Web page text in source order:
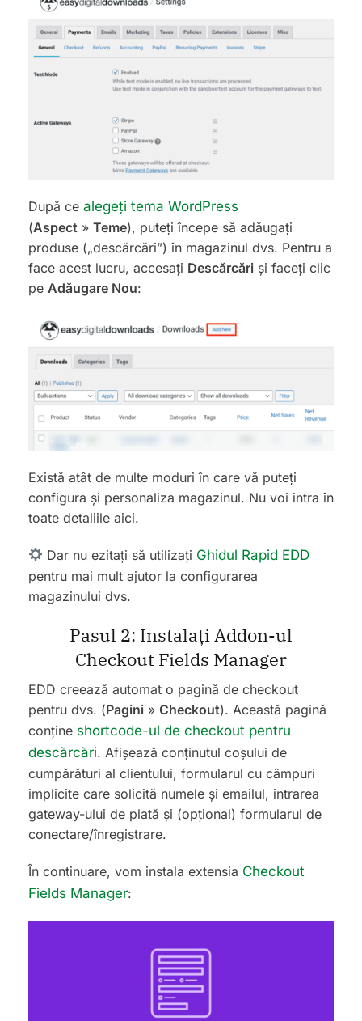
După ce alegeți tema WordPress
(Aspect » Teme), puteți începe să adăugați
produse („descărcări”) în magazinul dvs. Pentru a
face acest lucru, accesați Descărcări și faceți clic
pe Adăugare Nou:
Există atât de multe moduri în care vă puteți
configura și personaliza magazinul. Nu voi intra în
toate detaliile aici.
Dar nu ezitați să utilizați Ghidul Rapid EDD
pentru mai mult ajutor la configurarea
magazinului dvs.
Pasul 2: Instalați Addon-ul
Checkout Fields Manager
EDD creează automat o pagină de checkout
pentru dvs. (Pagini » Checkout). Această pagină
conține shortcode-ul de checkout pentru
descărcări. Afișează conținutul coșului de
cumpărături al clientului, formularul cu câmpuri
implicite care solicită numele și emailul, intrarea
gateway-ului de plată și (opțional) formularul de
conectare/înregistrare.
În continuare, vom instala extensia Checkout
Fields Manager: